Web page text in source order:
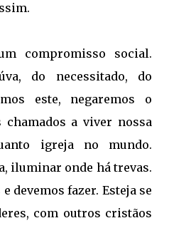
compromisso social.
do necessitado, do
este, negaremos o
a viver nossa
igreja no mundo.
iluminar onde há trevas.
devemos fazer. Esteja se
com outros cristãos